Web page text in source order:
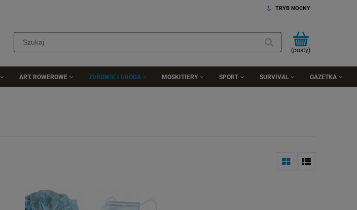
TRYB NOCNY
(pusty)
ART. ROWEROWE ZDROWIE I URODA MOSKITIERY SPORT SURVIVAL GAZETKA